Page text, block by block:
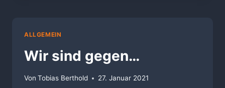
ALLGEMEIN
Wir sind gegen…
Von Tobias Berthold 27. Januar 2021